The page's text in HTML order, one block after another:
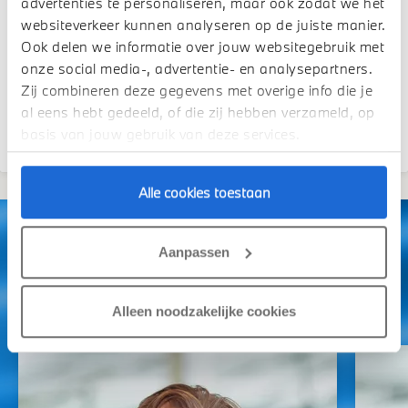
websiteverkeer kunnen analyseren op de juiste manier.
Ook delen we informatie over jouw websitegebruik met
onze social media-, advertentie- en analysepartners.
Zij combineren deze gegevens met overige info die je
al eens hebt gedeeld, of die zij hebben verzameld, op
basis van jouw gebruik van deze services.
Alle cookies toestaan
Aanpassen
Alleen noodzakelijke cookies
Filipsweistraat 4, 4181 CH Waardenburg
Story Schadeherstel Vandaag van 08:00 tot 17:00
Algemeen Story Waardenburg